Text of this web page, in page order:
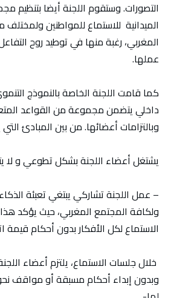
التصورات. وستقوم اللجنة أيضا بتنظيم
الميدانية للاستماع للمواطنين
المغربي، رغبة منها في توطيد روح
عملها.
كما قامت اللجنة الخاصة بالنموذج
داخلي يتضمن مجموعة من القواعد
وبالتزامات أعضائها. من بين المبادئ
يشتغل أعضاء اللجنة بشكل تطوعي و لا
– عمل اللجنة تشاركي يبتغي تعبئة
ولكافة المجتمع المغربي، حيث يؤكد
الاستماع لكل الأفكار بدون أحكام قيمة
خلال جلسات الاستماع، يلتزم أعضاء اللجنة
وبدون إبداء أحكام مسبقة أو مواقف